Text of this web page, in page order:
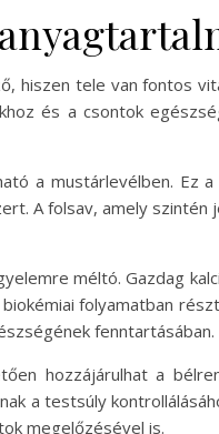
hiszen tele van fontos
és a csontok
a mustárlevélben.
A folsav, amely
méltó. Gazdag
folyamatban
fenntartásában.
hozzájárulhat a
a testsúly
megelőzésével is.